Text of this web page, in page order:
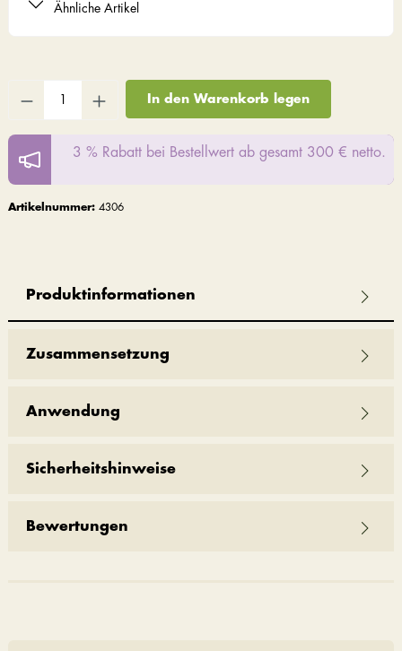
Ähnliche Artikel
In den Warenkorb legen
3 % Rabatt bei Bestellwert ab gesamt 300 € netto.
Artikelnummer: 4306
Produktinformationen
Zusammensetzung
Anwendung
Sicherheitshinweise
Bewertungen